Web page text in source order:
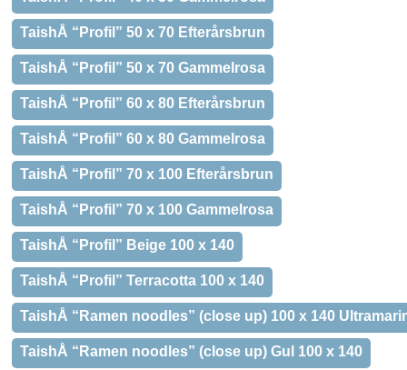
TaishÅ “Profil” 50 x 70 Efterårsbrun
TaishÅ “Profil” 50 x 70 Gammelrosa
TaishÅ “Profil” 60 x 80 Efterårsbrun
TaishÅ “Profil” 60 x 80 Gammelrosa
TaishÅ “Profil” 70 x 100 Efterårsbrun
TaishÅ “Profil” 70 x 100 Gammelrosa
TaishÅ “Profil” Beige 100 x 140
TaishÅ “Profil” Terracotta 100 x 140
TaishÅ “Ramen noodles” (close up) 100 x 140
TaishÅ “Ramen noodles” (close up) Gul 100 x 140